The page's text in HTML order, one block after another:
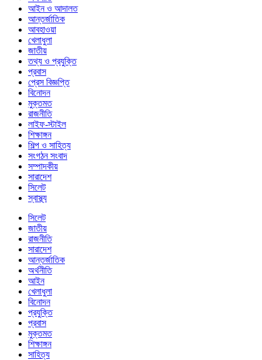
আইন ও আদালত
আন্তর্জাতিক
আবহাওয়া
খেলাধুলা
জাতীয়
তথ্য ও প্রযুক্তি
প্রবাস
প্রেস বিজ্ঞপ্তি
বিনোদন
মুক্তমত
রাজনীতি
লাইফ-স্টাইল
শিক্ষাঙ্গন
শিল্প ও সাহিত্য
সংগঠন সংবাদ
সম্পাদকীয়
সারাদেশ
সিলেট
স্বাস্থ্য
সিলেট
জাতীয়
রাজনীতি
সারাদেশ
আন্তর্জাতিক
অর্থনীতি
আইন
খেলাধুলা
বিনোদন
প্রযুক্তি
প্রবাস
মুক্তমত
শিক্ষাঙ্গন
সাহিত্য